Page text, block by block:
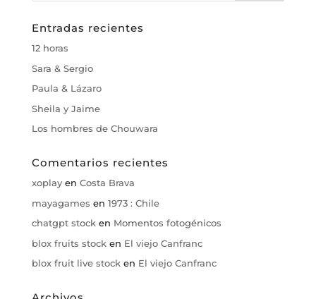
Entradas recientes
12 horas
Sara & Sergio
Paula & Lázaro
Sheila y Jaime
Los hombres de Chouwara
Comentarios recientes
xoplayen Costa Brava
mayagames en 1973 : Chile
chatgpt stocken Momentos fotogénicos
blox fruits stocken El viejo Canfranc
blox fruit live stocken El viejo Canfranc